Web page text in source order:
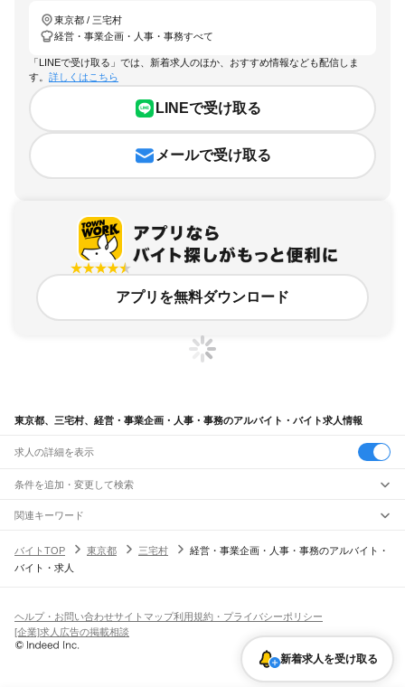
東京都 / 三宅村
経営・事業企画・人事・事務すべて
「LINEで受け取る」では、新着求人のほか、おすすめ情報なども配信しま
す。 詳しくはこちら
LINEで受け取る
メールで受け取る
アプリを無料ダウンロード
東京都、三宅村、経営・事業企画・人事・事務のアルバイト・バイト求人情報
求人の詳細を表示
条件を追加・変更して検索
市区町村を追加・変更
東京都すべて
東京23区
江戸川区
八王子市立川市武蔵野市 昭島市調布市町田市小金井市
小平市日野市 狛江市 東大和市 清瀬市
あきる野市西東京市 大島町利島村
小笠原村西多摩郡
駅を追加・変更
JR山手線
大崎駅五反田駅目黒駅恵比寿駅 代々木駅
高田馬場駅
田端駅 西日暮里駅
新橋駅浜松町駅田町駅
職種を追加・変更
飲食・フードサービスすべて
ホールスタッフキッチンスタッフ
パン屋（ベーカリー）
バー（BAR）・バーテンダー
飲食店（店長・マネージャー）
人気
日払いOK高校生歓迎 髪型・髪色自由
留学生・外国人活躍中
雇用形態を追加・変更
関連キーワード
東京都 経営・事業企画・人事・事務 宅建
東京都 経営・事業企画・人事・事務 人事労務
バイトTOP 東京都 三宅村
経営・事業企画・人事・事務のアルバイト・
バイト・求人
新着求人を受け取る
ヘルプ・お問い合わせサイトマップ利用規約・プライバシーポリシー
[企業]求人広告の掲載相談